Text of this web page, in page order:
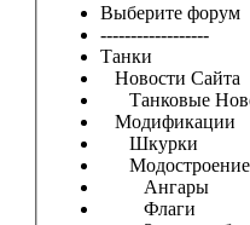
Выберите форум
------------------
Танки
Новости Сайта
Танковые
Модификации
Шкурки
Модостроение
Ангары
Флаги